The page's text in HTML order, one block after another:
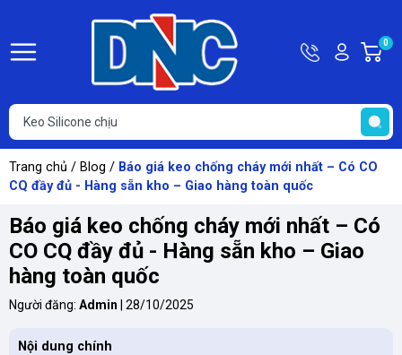
Hotline
0363
616
Tài
khoản
Khách
0
Trang chủ / Blog / Báo giá keo chống cháy mới nhất – Có CO
CQ đầy đủ - Hàng sẵn kho – Giao hàng toàn quốc
Báo giá keo chống cháy mới nhất – Có
CO CQ đầy đủ - Hàng sẵn kho – Giao
hàng toàn quốc
Người đăng: Admin 28/10/2025
Nội dung chính